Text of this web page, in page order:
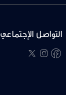
التواصل الإجتماعي
facebook
instagram